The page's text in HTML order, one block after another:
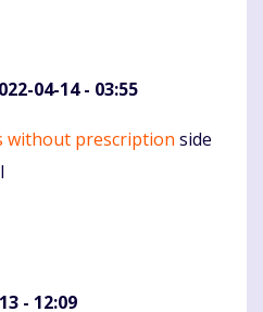
04-14 - 03:55
without prescription side
- 12:09